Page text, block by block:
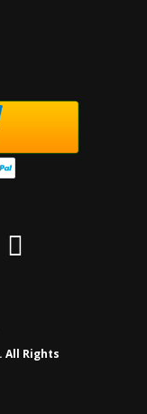
All Rights